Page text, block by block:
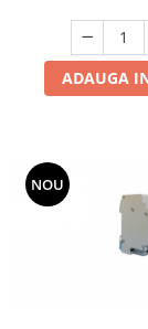
ADAUGA
NOU